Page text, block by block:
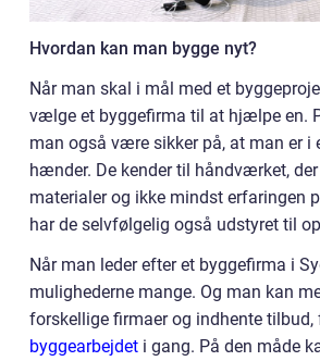
Hvordan kan man bygge nyt?
Når man skal i mål med et
vælge et byggefirma til at hjælpe en.
man også være sikker på, at man er i
hænder. De kender til håndværket,
materialer og ikke mindst erfaringen
har de selvfølgelig også udstyret til
Når man leder efter et byggefirma i
mulighederne mange. Og man kan
forskellige firmaer og indhente
byggearbejdet i gang. På den måde